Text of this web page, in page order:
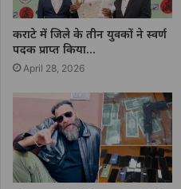
कराटे में जिले के तीन युवकों ने स्वर्ण
पदक प्राप्त किया…
April 28, 2026